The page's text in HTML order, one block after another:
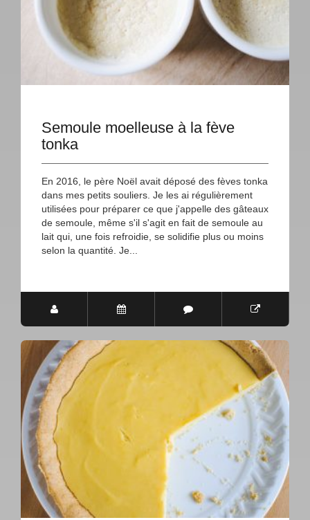
Semoule moelleuse à la fève
tonka
En 2016, le père Noël avait déposé des fèves tonka
dans mes petits souliers. Je les ai régulièrement
utilisées pour préparer ce que j'appelle des gâteaux
de semoule, même s'il s'agit en fait de semoule au
lait qui, une fois refroidie, se solidifie plus ou moins
selon la quantité. Je...